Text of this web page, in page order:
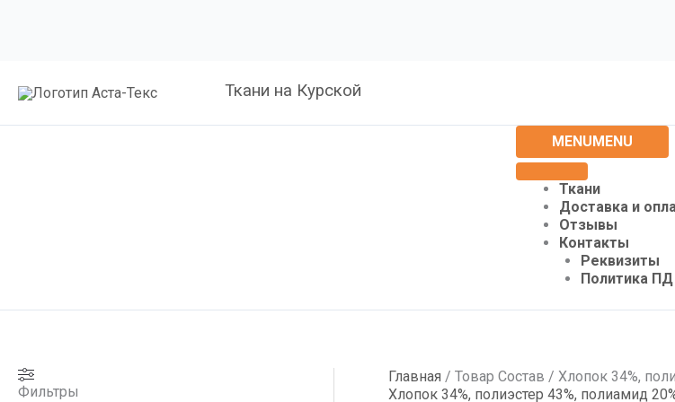
Ткани на Курской
MENUMENU
Ткани
Доставка и
Отзывы
Контакты
Реквизиты
Политика ПД
Фильтры
Главная / Товар Состав / Хлопок 34%,
Хлопок 34%, полиэстер 43%, полиамид